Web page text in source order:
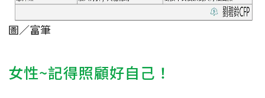
圖／富筆
女性~記得照顧好自己！